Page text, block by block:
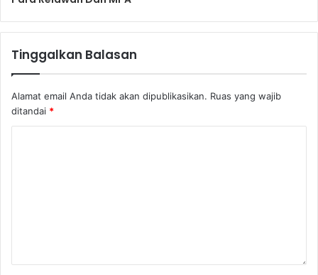
Tinggalkan Balasan
Alamat email Anda tidak akan dipublikasikan. Ruas yang wajib
ditandai *